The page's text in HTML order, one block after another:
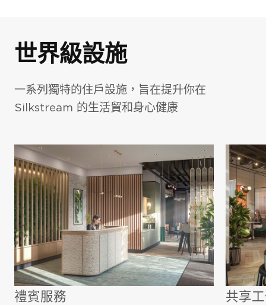
世界級設施
一系列獨特的住戶設施，旨在提升你在
Silkstream 的生活貿和身心健康
禮賓服務 共享